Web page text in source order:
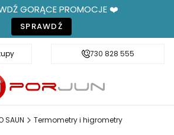
GORĄCE PROMOCJE ❤️
SPRAWDŹ
Fachowe doradztwo
730 828 555
SAUN Termometry i higrometry